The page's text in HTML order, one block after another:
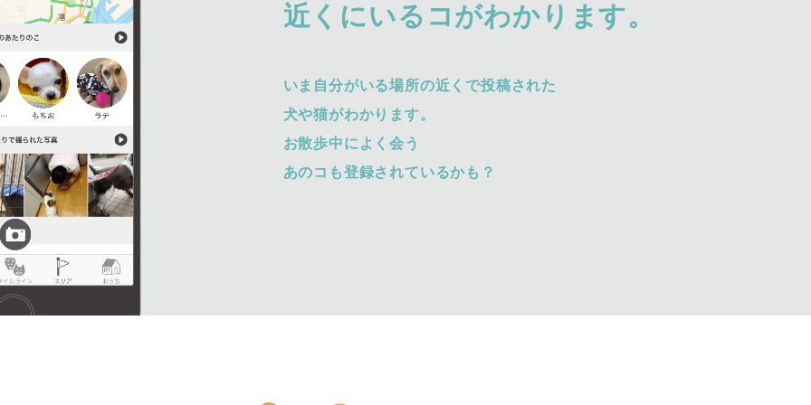
近くにいるコがわかります。
いま自分がいる場所の近くで投稿された
犬や猫がわかります。
お散歩中によく会う
あのコも登録されているかも？